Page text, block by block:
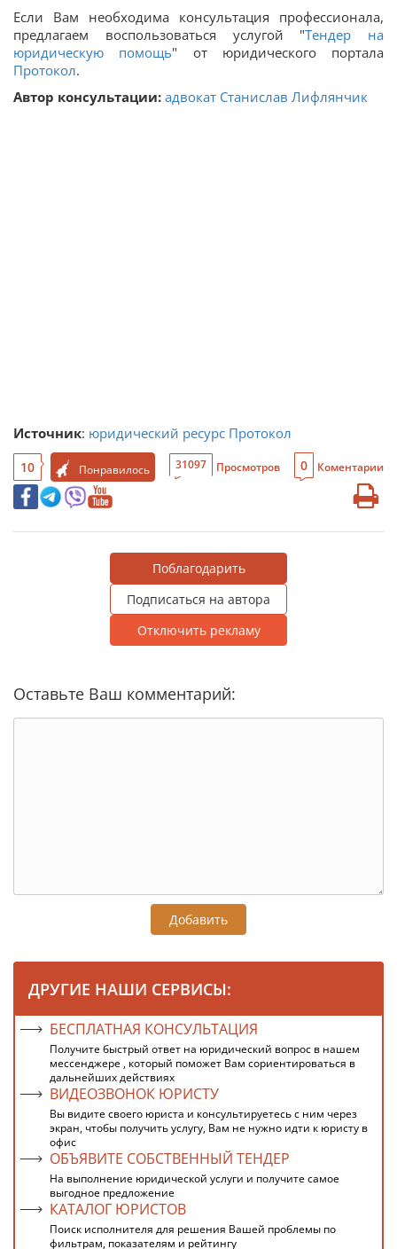
Если Вам необходима консультация профессионала,
предлагаем воспользоваться услугой "Тендер на
юридическую помощь" от юридического портала
Протокол.
Автор консультации: адвокат Станислав Лифлянчик
Источник: юридический ресурс Протокол
10 Понравилось 31097 Просмотров 0 Коментарии
Поблагодарить
Подписаться на автора
Отключить рекламу
Оставьте Ваш комментарий:
Добавить
ДРУГИЕ НАШИ СЕРВИСЫ:
БЕСПЛАТНАЯ КОНСУЛЬТАЦИЯ
Получите быстрый ответ на юридический вопрос в нашем
мессенджере , который поможет Вам сориентироваться в
дальнейших действиях
ВИДЕОЗВОНОК ЮРИСТУ
Вы видите своего юриста и консультируетесь с ним через
экран, чтобы получить услугу, Вам не нужно идти к юристу в
офис
ОБЪЯВИТЕ СОБСТВЕННЫЙ ТЕНДЕР
На выполнение юридической услуги и получите самое
выгодное предложение
КАТАЛОГ ЮРИСТОВ
Поиск исполнителя для решения Вашей проблемы по
фильтрам, показателям и рейтингу